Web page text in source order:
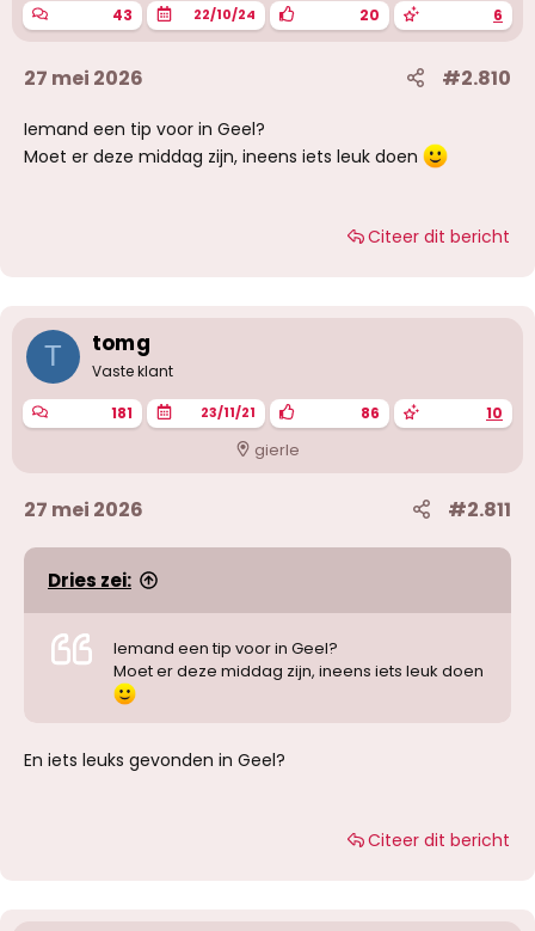
n
:
43 22/10/24 20 6
27 mei 2026 #2.810
Iemand een tip voor in Geel?
Moet er deze middag zijn, ineens iets leuk doen
Citeer dit bericht
T tomg
Vaste klant
181 23/11/21 86 10
gierle
27 mei 2026 #2.811
Dries zei:
Iemand een tip voor in Geel?
Moet er deze middag zijn, ineens iets leuk doen
En iets leuks gevonden in Geel?
Citeer dit bericht